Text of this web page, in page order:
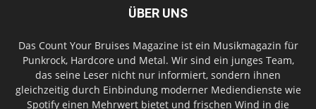
ÜBER UNS
Das Count Your Bruises Magazine ist ein Musikmagazin für
Punkrock, Hardcore und Metal. Wir sind ein junges Team,
das seine Leser nicht nur informiert, sondern ihnen
gleichzeitig durch Einbindung moderner Mediendienste wie
Spotify einen Mehrwert bietet und frischen Wind in die